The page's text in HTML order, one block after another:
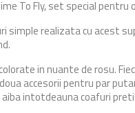
To Fly, set special pentru
simple realizata cu acest
in nuante de rosu.
accesorii pentru par
aiba intotdeauna coafuri